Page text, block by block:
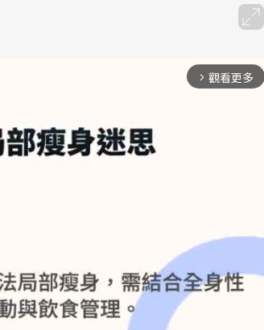
arrow_forward_ios 觀看更多
關注的核心議題。然而，健檢不只是醫
狀況、啟動健康管理的重要起點。